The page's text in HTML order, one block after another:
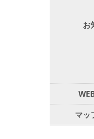
お
マッ